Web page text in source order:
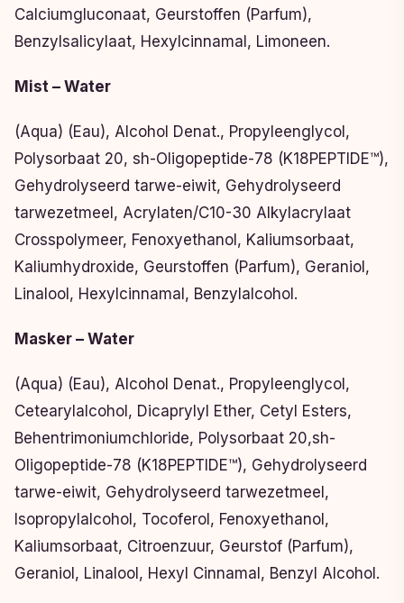
Calciumgluconaat, Geurstoffen (Parfum),
Benzylsalicylaat, Hexylcinnamal, Limoneen.
Mist – Water
(Aqua) (Eau), Alcohol Denat., Propyleenglycol,
Polysorbaat 20, sh-Oligopeptide-78 (K18PEPTIDE™),
Gehydrolyseerd tarwe-eiwit, Gehydrolyseerd
tarwezetmeel, Acrylaten/C10-30 Alkylacrylaat
Crosspolymeer, Fenoxyethanol, Kaliumsorbaat,
Kaliumhydroxide, Geurstoffen (Parfum), Geraniol,
Linalool, Hexylcinnamal, Benzylalcohol.
Masker – Water
(Aqua) (Eau), Alcohol Denat., Propyleenglycol,
Cetearylalcohol, Dicaprylyl Ether, Cetyl Esters,
Behentrimoniumchloride, Polysorbaat 20,sh-
Oligopeptide-78 (K18PEPTIDE™), Gehydrolyseerd
tarwe-eiwit, Gehydrolyseerd tarwezetmeel,
Isopropylalcohol, Tocoferol, Fenoxyethanol,
Kaliumsorbaat, Citroenzuur, Geurstof (Parfum),
Geraniol, Linalool, Hexyl Cinnamal, Benzyl Alcohol.